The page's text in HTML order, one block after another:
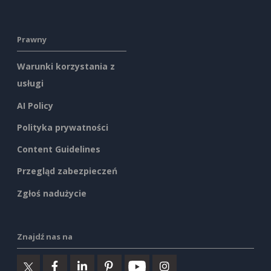
Prawny
Warunki korzystania z
usługi
AI Policy
Polityka prywatności
Content Guidelines
Przegląd zabezpieczeń
Zgłoś nadużycie
Znajdź nas na